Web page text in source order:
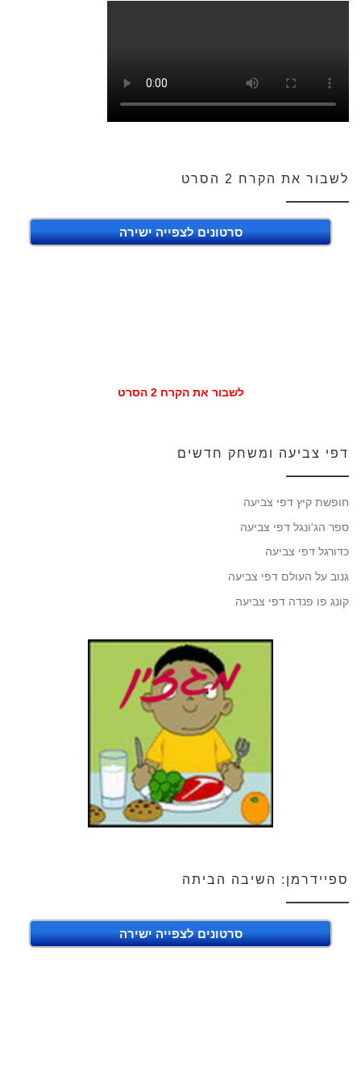
לשבור את הקרח 2 הסרט
סרטונים לצפייה ישירה
לשבור את הקרח 2 הסרט
דפי צביעה ומשחק חדשים
חופשת קיץ דפי צביעה
ספר הג'ונגל דפי צביעה
כדורגל דפי צביעה
גנוב על העולם דפי צביעה
קונג פו פנדה דפי צביעה
ספיידרמן: השיבה הביתה
סרטונים לצפייה ישירה